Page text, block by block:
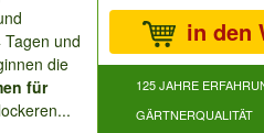
und
die
für
in den
125 JAHRE
GÄRTNERQUALITÄT